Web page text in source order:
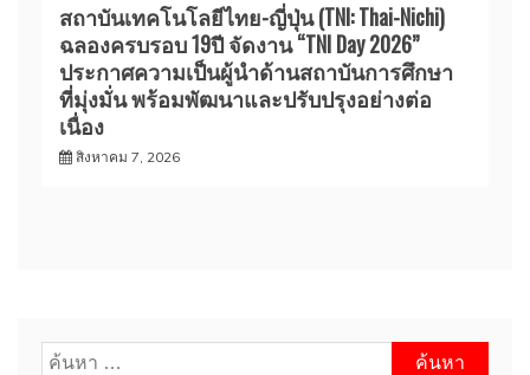
สถาบันเทคโนโลยีไทย-ญี่ปุ่น (TNI: Thai-Nichi)
ฉลองครบรอบ 19ปี จัดงาน “TNI Day 2026”
ประกาศความเป็นผู้นำด้านสถาบันการศึกษา
ที่มุ่งมั่น พร้อมพัฒนาและปรับปรุงอย่างต่อ
เนื่อง
สิงหาคม 7, 2026
ค้นหา